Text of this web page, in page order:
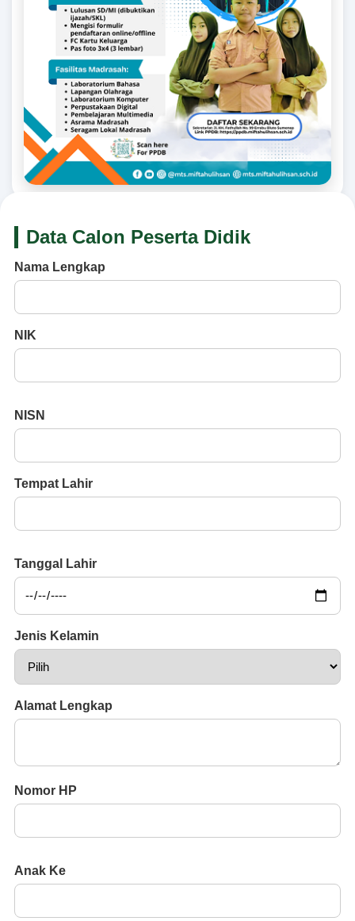
Data Calon Peserta Didik
Nama Lengkap
NIK
NISN
Tempat Lahir
Tanggal Lahir
Jenis Kelamin
Alamat Lengkap
Nomor HP
Anak Ke